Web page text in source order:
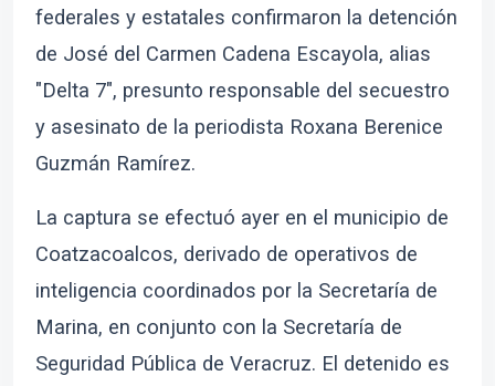
federales y estatales confirmaron la detención
de José del Carmen Cadena Escayola, alias
"Delta 7", presunto responsable del secuestro
y asesinato de la periodista Roxana Berenice
Guzmán Ramírez.
La captura se efectuó ayer en el municipio de
Coatzacoalcos, derivado de operativos de
inteligencia coordinados por la Secretaría de
Marina, en conjunto con la Secretaría de
Seguridad Pública de Veracruz. El detenido es